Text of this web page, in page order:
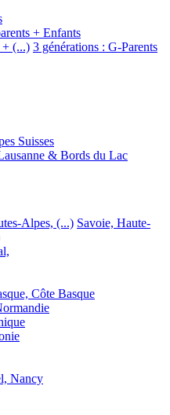
+ Enfants
+ (...) 3 générations : G-Parents
Suisses
& Bords du Lac
Alpes, (...) Savoie, Haute-
Côte Basque
Nancy